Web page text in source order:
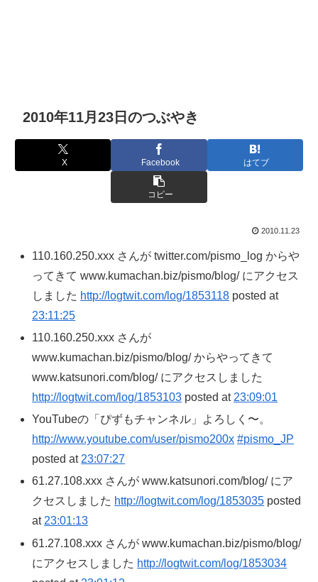
2010年11月23日のつぶやき
X Facebook はてブ
コピー
2010.11.23
110.160.250.xxx さんが twitter.com/pismo_log からや
ってきて www.kumachan.biz/pismo/blog/ にアクセス
しました http://logtwit.com/log/1853118 posted at
23:11:25
110.160.250.xxx さんが
www.kumachan.biz/pismo/blog/ からやってきて
www.katsunori.com/blog/ にアクセスしました
http://logtwit.com/log/1853103 posted at 23:09:01
YouTubeの「ぴずもチャンネル」よろしく〜。
http://www.youtube.com/user/pismo200x #pismo_JP
posted at 23:07:27
61.27.108.xxx さんが www.katsunori.com/blog/ にア
クセスしました http://logtwit.com/log/1853035 posted
at 23:01:13
61.27.108.xxx さんが www.kumachan.biz/pismo/blog/
にアクセスしました http://logtwit.com/log/1853034